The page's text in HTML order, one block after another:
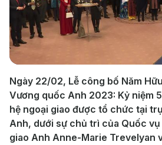
Ngày 22/02, Lễ công bố Năm
Vương quốc Anh 2023: Kỷ niệm
hệ ngoại giao được tổ chức tại
Anh, dưới sự chủ trì của Quốc vụ
giao Anh Anne-Marie Trevelyan